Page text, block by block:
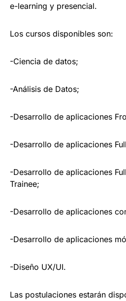
e-learning y presencial.
Los cursos disponibles son:
-Ciencia de datos;
-Análisis de Datos;
-Desarrollo de aplicaciones
-Desarrollo de aplicaciones
-Desarrollo de aplicaciones
Trainee;
-Desarrollo de aplicaciones
-Desarrollo de aplicaciones
-Diseño UX/UI.
Las postulaciones estarán